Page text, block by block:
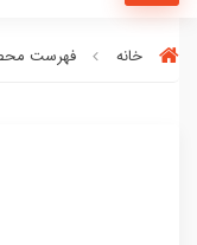
خانه فهرست